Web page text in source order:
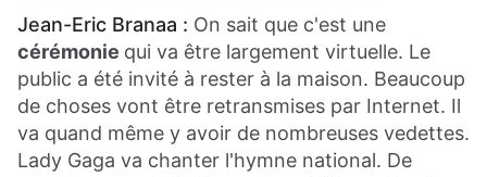
Jean-Eric Branaa : On sait que c'est une
cérémonie qui va être largement virtuelle. Le
public a été invité à rester à la maison. Beaucoup
de choses vont être retransmises par Internet. Il
va quand même y avoir de nombreuses vedettes.
Lady Gaga va chanter l'hymne national. De